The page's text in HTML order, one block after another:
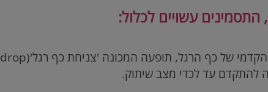
עשויים לכלול:
של כף הרגל, תופעה המכונה 'צניחת כף רגל'(drop
להתקדם עד לכדי מצב שיתוק.